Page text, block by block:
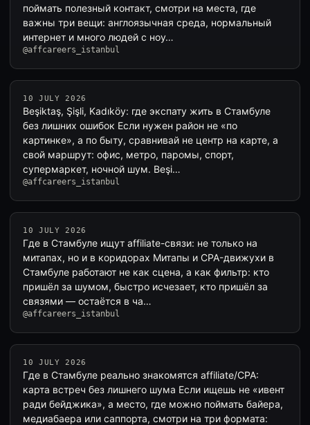
поймать полезный контакт, смотри на места, где
важны три вещи: англоязычная среда, нормальный
интернет и много людей с ноу…
@affcareers_istanbul
10 JULY 2026
Beşiktaş, Şişli, Kadıköy: где экспату жить в Стамбуле
без лишних ошибок Если нужен район не «по
картинке», а по быту, сравнивай не центр на карте, а
свой маршрут: офис, метро, паромы, спорт,
супермаркет, ночной шум. Beşi…
@affcareers_istanbul
10 JULY 2026
Где в Стамбуле ищут affiliate-связи: не только на
митапах, но и в коридорах Митапы и CPA-движухи в
Стамбуле работают не как сцена, а как фильтр: кто
пришёл за шумом, быстро исчезает, кто пришёл за
связями — остаётся в ча…
@affcareers_istanbul
10 JULY 2026
Где в Стамбуле реально знакомятся affiliate/CPA:
карта встреч без лишнего шума Если ищешь не «ивент
ради бейджика», а место, где можно поймать байера,
медиабаера или саппорта, смотри на три формата: